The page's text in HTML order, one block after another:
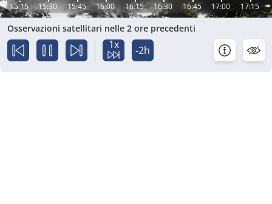
15:15 15:30 15:45 16:00 16:15 16:30 16:45 17:00 17:15
Osservazioni satellitari nelle 2 ore precedenti
1x -2h